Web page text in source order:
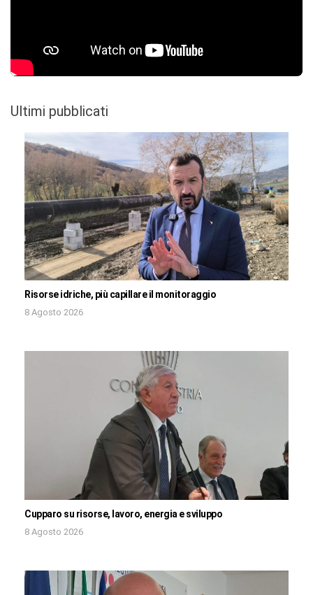
Ultimi pubblicati
Risorse idriche, più capillare il monitoraggio
8 Agosto 2026
Cupparo su risorse, lavoro, energia e sviluppo
8 Agosto 2026